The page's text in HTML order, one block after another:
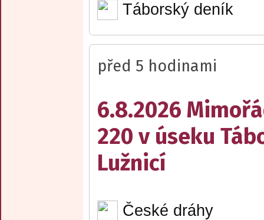
Táborský deník
před 5 hodinami
6.8.2026
220 v úseku
Lužnicí
České dráhy